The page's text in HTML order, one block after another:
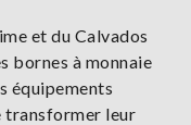
et du Calvados
bornes à monnaie
équipements
transformer leur